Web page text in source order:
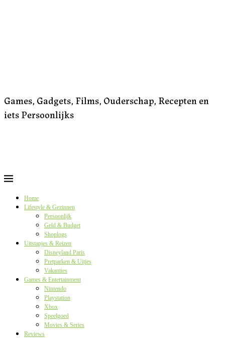
Games, Gadgets, Films, Ouderschap, Recepten en
iets Persoonlijks
Home
Lifestyle & Gezinnen
Persoonlijk
Geld & Budget
Shoplogs
Uitstapjes & Reizen
Disneyland Paris
Pretparken & Uitjes
Vakanties
Games & Entertainment
Nintendo
Playstation
Xbox
Speelgoed
Movies & Series
Reviews